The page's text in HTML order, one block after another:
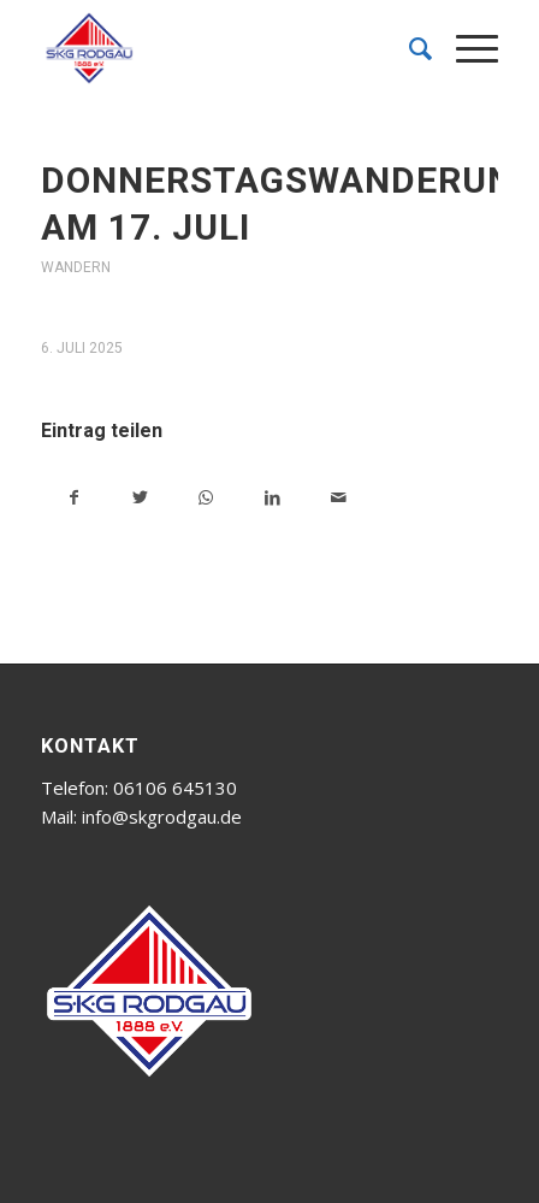
DONNERSTAGSWANDERUNG
AM 17. JULI
WANDERN
6. JULI 2025
Eintrag teilen
KONTAKT
Telefon: 06106 645130
Mail: info@skgrodgau.de